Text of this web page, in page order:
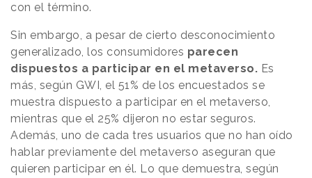
con el término.
Sin embargo, a pesar de cierto desconocimiento
generalizado, los consumidores parecen
dispuestos a participar en el metaverso. Es
más, según GWI, el 51% de los encuestados se
muestra dispuesto a participar en el metaverso,
mientras que el 25% dijeron no estar seguros.
Además, uno de cada tres usuarios que no han oído
hablar previamente del metaverso aseguran que
quieren participar en él. Lo que demuestra, según